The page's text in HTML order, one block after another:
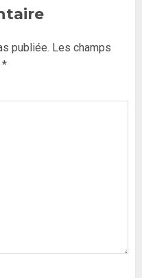
publiée. Les champs
*